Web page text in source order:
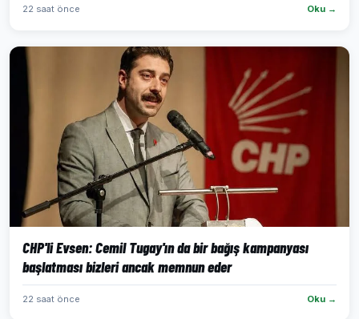
22 saat önce Oku →
CHP'li Evsen: Cemil Tugay'ın da bir bağış kampanyası
başlatması bizleri ancak memnun eder
22 saat önce Oku →